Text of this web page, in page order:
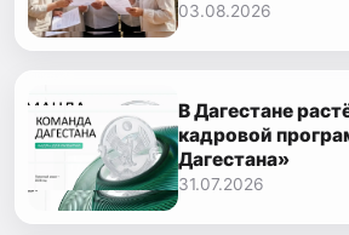
03.08.2026
В Дагестане
кадровой
Дагестана»
31.07.2026